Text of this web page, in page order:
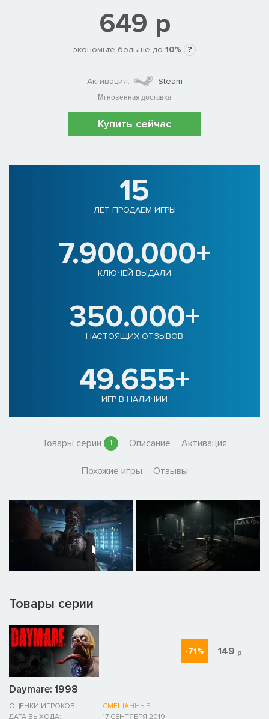
649 р
экономьте больше до 10% ?
Активация:
Steam
Мгновенная доставка
Купить сейчас
15
ЛЕТ ПРОДАЕМ ИГРЫ
7.900.000+
КЛЮЧЕЙ ВЫДАЛИ
350.000+
НАСТОЯЩИХ ОТЗЫВОВ
49.655+
ИГР В НАЛИЧИИ
Товары серии 1 Описание Активация
Похожие игры Отзывы
Товары серии
Daymare: 1998
ОЦЕНКИ ИГРОКОВ:
СМЕШАННЫЕ
ДАТА ВЫХОДА:
17 СЕНТЯБРЯ 2019
-71% 149 р